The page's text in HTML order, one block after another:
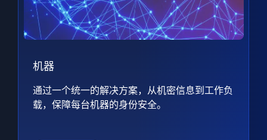
机器
通过一个统一的解决方案，从机密信息到工作负
载，保障每台机器的身份安全。